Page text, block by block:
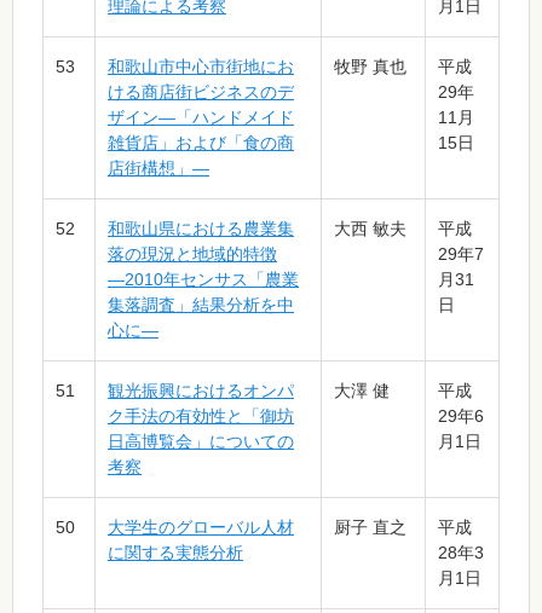
理論による考察
月1日
53
和歌山市中心市街地にお
ける商店街ビジネスのデ
ザイン―「ハンドメイド
雑貨店」および「食の商
店街構想」―
牧野 真也
平成
29年
11月
15日
52
和歌山県における農業集
落の現況と地域的特徴
―2010年センサス「農業
集落調査」結果分析を中
心に―
大西 敏夫
平成
29年7
月31
日
51
観光振興におけるオンパ
ク手法の有効性と「御坊
日高博覧会」についての
考察
大澤 健
平成
29年6
月1日
50
大学生のグローバル人材
に関する実態分析
厨子 直之
平成
28年3
月1日